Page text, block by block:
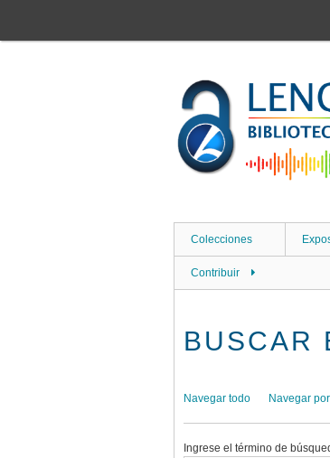
contenido
Colecciones
Contribuir
BUSCAR
Navegar todo Navegar
Ingrese el término de